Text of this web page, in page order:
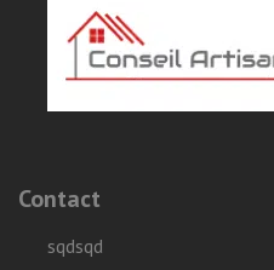
Contact
sqdsqd